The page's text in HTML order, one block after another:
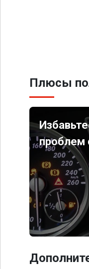
Плюсы
проблем